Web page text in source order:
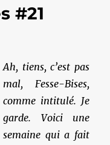
#21
Ah, tiens, c’est pas
mal, Fesse-Bises,
comme intitulé. Je
garde. Voici une
semaine qui a fait